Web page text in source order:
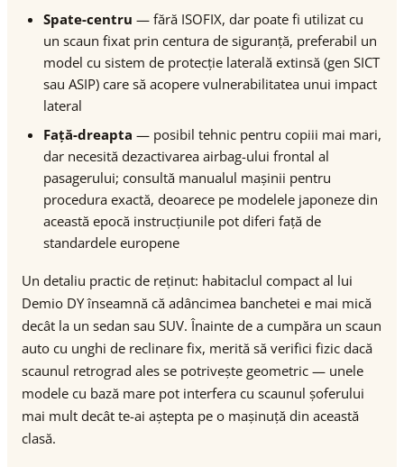
Spate-centru — fără ISOFIX, dar poate fi utilizat cu
un scaun fixat prin centura de siguranță, preferabil un
model cu sistem de protecție laterală extinsă (gen SICT
sau ASIP) care să acopere vulnerabilitatea unui impact
lateral
Față-dreapta — posibil tehnic pentru copiii mai mari,
dar necesită dezactivarea airbag-ului frontal al
pasagerului; consultă manualul mașinii pentru
procedura exactă, deoarece pe modelele japoneze din
această epocă instrucțiunile pot diferi față de
standardele europene
Un detaliu practic de reținut: habitaclul compact al lui
Demio DY înseamnă că adâncimea banchetei e mai mică
decât la un sedan sau SUV. Înainte de a cumpăra un scaun
auto cu unghi de reclinare fix, merită să verifici fizic dacă
scaunul retrograd ales se potrivește geometric — unele
modele cu bază mare pot interfera cu scaunul șoferului
mai mult decât te-ai aștepta pe o mașinuță din această
clasă.